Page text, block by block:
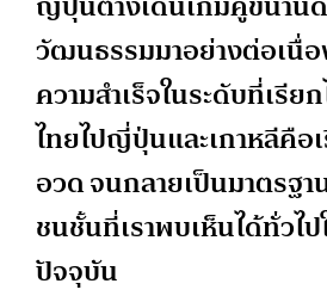
วัฒนธรรมมาอย่างต่อเนื่อ
ความสำเร็จในระดับที่เรีย
ไทยไปญี่ปุ่นและเกาหลีคือ
อวด จนกลายเป็นมาตรฐา
ชนชั้นที่เราพบเห็นได้ทั่วไป
ปัจจุบัน